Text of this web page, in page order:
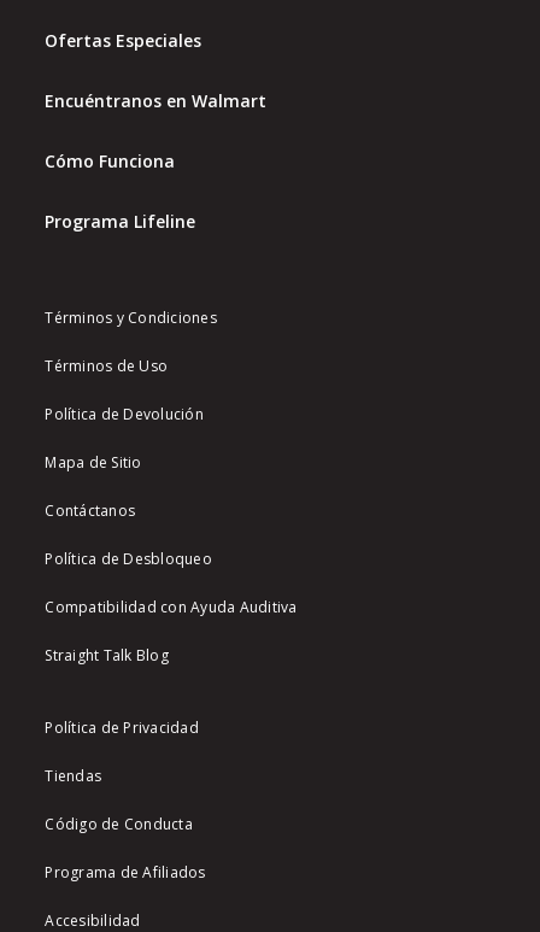
Ofertas Especiales
Encuéntranos en Walmart
Cómo Funciona
Programa Lifeline
Términos y Condiciones
Términos de Uso
Política de Devolución
Mapa de Sitio
Contáctanos
Política de Desbloqueo
Compatibilidad con Ayuda Auditiva
Straight Talk Blog
Política de Privacidad
Tiendas
Código de Conducta
Programa de Afiliados
Accesibilidad